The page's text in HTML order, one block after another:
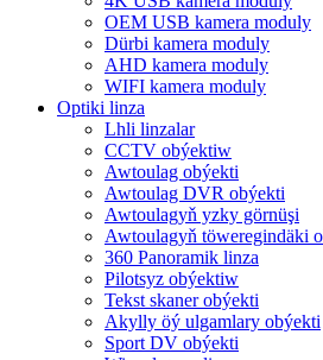
OEM USB kamera moduly
Dürbi kamera moduly
AHD kamera moduly
WIFI kamera moduly
Optiki linza
Lhli linzalar
CCTV obýektiw
Awtoulag obýekti
Awtoulag DVR obýekti
Awtoulagyň yzky görnüşi
Awtoulagyň töweregindäki
360 Panoramik linza
Pilotsyz obýektiw
Tekst skaner obýekti
Akylly öý ulgamlary obýekti
Sport DV obýekti